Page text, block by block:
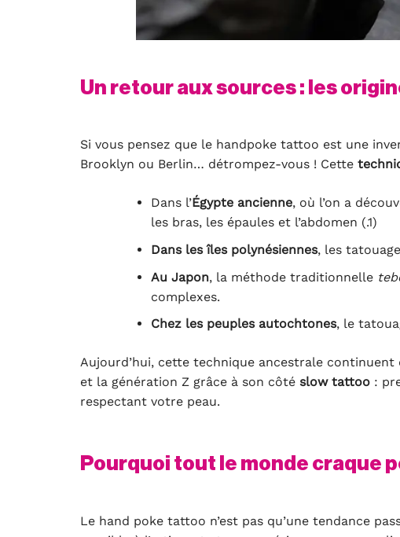
Un retour aux sources : les
Si vous pensez que le handpoke tattoo est une
Brooklyn ou Berlin… détrompez-vous ! Cette
Dans l’Égypte ancienne, où l’on a
les bras, les épaules et l’abdomen (.1)
Dans les îles polynésiennes, les
Au Japon, la méthode traditionnelle
complexes.
Chez les peuples autochtones, le
Aujourd’hui, cette technique ancestrale
et la génération Z grâce à son côté slow tattoo :
respectant votre peau.
Pourquoi tout le monde craque
Le hand poke tattoo n’est pas qu’une tendance